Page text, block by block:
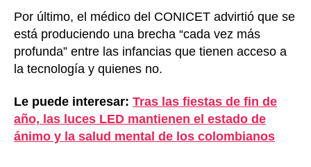
Por último, el médico del CONICET advirtió que se
está produciendo una brecha “cada vez más
profunda” entre las infancias que tienen acceso a
la tecnología y quienes no.
Le puede interesar: Tras las fiestas de fin de
año, las luces LED mantienen el estado de
ánimo y la salud mental de los colombianos